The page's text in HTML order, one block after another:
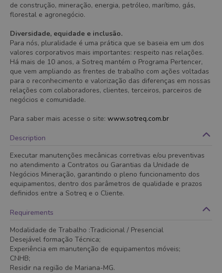
de construção, mineração, energia, petróleo, marítimo, gás,
florestal e agronegócio.
Diversidade, equidade e inclusão.
Para nós, pluralidade é uma prática que se baseia em um dos
valores corporativos mais importantes: respeito nas relações.
Há mais de 10 anos, a Sotreq mantém o Programa Pertencer,
que vem ampliando as frentes de trabalho com ações voltadas
para o reconhecimento e valorização das diferenças em nossas
relações com colaboradores, clientes, terceiros, parceiros de
negócios e comunidade.
Para saber mais acesse o site: www.sotreq.com.br
Description
Executar manutenções mecânicas corretivas e/ou preventivas
no atendimento a Contratos ou Garantias da Unidade de
Negócios Mineração, garantindo o pleno funcionamento dos
equipamentos, dentro dos parâmetros de qualidade e prazos
definidos entre a Sotreq e o Cliente.
Requirements
Modalidade de Trabalho :Tradicional / Presencial
Desejável formação Técnica;
Experiência em manutenção de equipamentos móveis;
CNHB;
Residir na região de Mariana-MG.